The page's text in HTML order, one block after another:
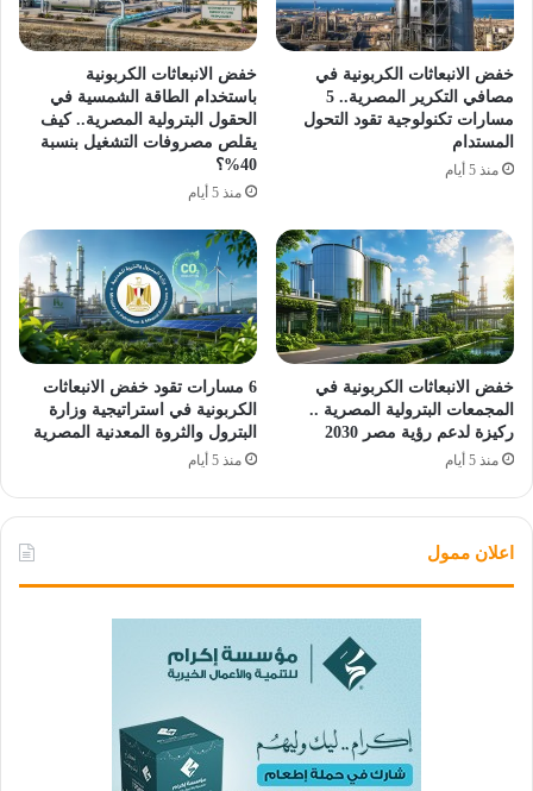
خفض الانبعاثات الكربونية في
مصافي التكرير المصرية.. 5
مسارات تكنولوجية تقود التحول
المستدام
منذ 5 أيام
خفض الانبعاثات الكربونية
باستخدام الطاقة الشمسية في
الحقول البترولية المصرية.. كيف
يقلص مصروفات التشغيل بنسبة
40%؟
منذ 5 أيام
خفض الانبعاثات الكربونية في
المجمعات البترولية المصرية ..
ركيزة لدعم رؤية مصر 2030
منذ 5 أيام
6 مسارات تقود خفض الانبعاثات
الكربونية في استراتيجية وزارة
البترول والثروة المعدنية المصرية
منذ 5 أيام
اعلان ممول